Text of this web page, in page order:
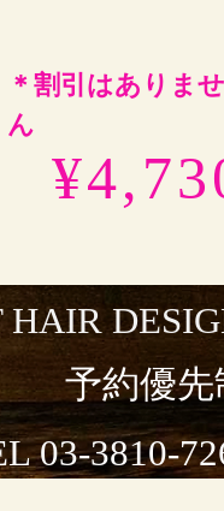
＊割引はありませ
ん
HAIR
03-3810-
予約優先